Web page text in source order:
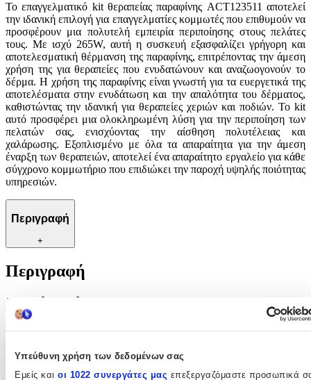
Υπεύθυνη χρήση των δεδομένων σας
Εμείς και οι 1022 συνεργάτες μας επεξεργαζόμαστε προσωπικά
Το επαγγελματικό kit θεραπείας παραφίνης ACT123511 αποτελεί
την ιδανική επιλογή για επαγγελματίες κομμωτές που επιθυμούν να
προσφέρουν μια πολυτελή εμπειρία περιποίησης στους πελάτες
τους. Με ισχύ 265W, αυτή η συσκευή εξασφαλίζει γρήγορη και
αποτελεσματική θέρμανση της παραφίνης, επιτρέποντας την άμεση
χρήση της για θεραπείες που ενυδατώνουν και αναζωογονούν το
δέρμα. Η χρήση της παραφίνης είναι γνωστή για τα ευεργετικά της
αποτελέσματα στην ενυδάτωση και την απαλότητα του δέρματος,
καθιστώντας την ιδανική για θεραπείες χεριών και ποδιών. Το kit
αυτό προσφέρει μια ολοκληρωμένη λύση για την περιποίηση των
πελατών σας, ενισχύοντας την αίσθηση πολυτέλειας και
χαλάρωσης. Εξοπλισμένο με όλα τα απαραίτητα για την άμεση
έναρξη των θεραπειών, αποτελεί ένα απαραίτητο εργαλείο για κάθε
σύγχρονο κομμωτήριο που επιδιώκει την παροχή υψηλής ποιότητας
υπηρεσιών.
Περιγραφή
+
Περιγραφή
Με λίγα λόγια...
Το επαγγελματικό kit θεραπείας παραφίνης ACT123511 αποτελεί
προσφέρουν μια πολυτελή εμπειρία περιποίησης στους πελάτες
τους. Με ισχύ 265W, αυτή η συσκευή εξασφαλίζει γρήγορη και